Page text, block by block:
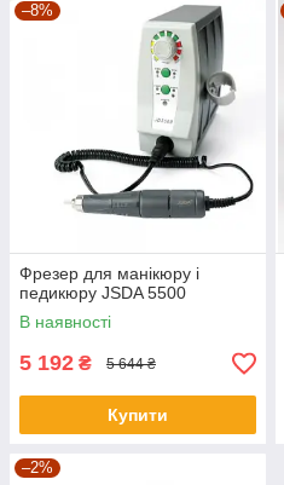
–8%
Фрезер для манікюру і
педикюру JSDA 5500
В наявності
5 192 ₴ 5 644 ₴
Купити
–2%